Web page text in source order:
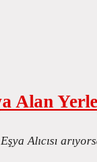
Alan
Alıcısı